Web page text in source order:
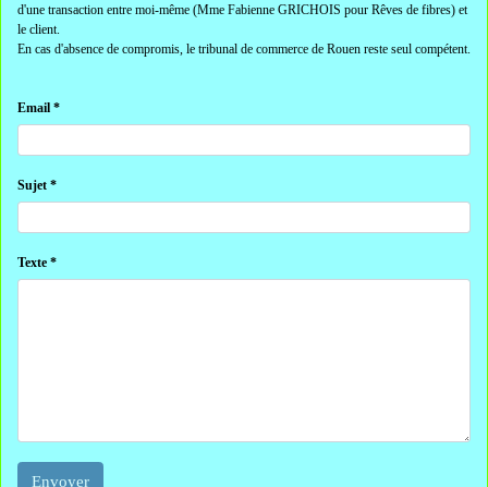
d'une transaction entre moi-même (Mme Fabienne GRICHOIS pour Rêves de fibres) et
le client.
En cas d'absence de compromis, le tribunal de commerce de Rouen reste seul compétent.
Email *
Sujet *
Texte *